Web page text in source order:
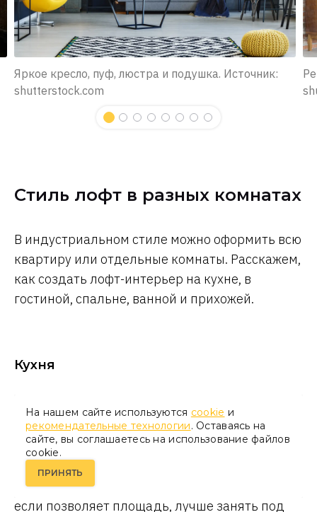
Яркое кресло, пуф, люстра и подушка. Источник:
shutterstock.com
Стиль лофт в разных комнатах
В индустриальном стиле можно оформить всю
квартиру или отдельные комнаты. Расскажем,
как создать лофт-интерьер на кухне, в
гостиной, спальне, ванной и прихожей.
Кухня
Чаще всего кухня в таком стиле — это
открытое пространство, совмещенное с
гостиной или столовой. Для тех, кто готовит
редко, достаточно ниши площадью 6–8 м² с
барной стойкой вместо обеденного стола. Или,
если позволяет площадь, лучше занять под
На нашем сайте используются cookie и
рекомендательные технологии. Оставаясь на
сайте, вы соглашаетесь на использование файлов
cookie.
ПРИНЯТЬ